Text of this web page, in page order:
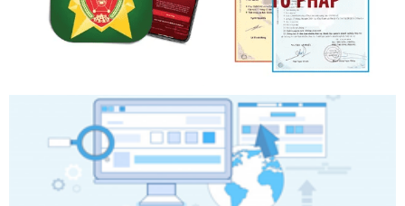
Số kí hiệu:2304/QĐ-UBND
Tên: Quyết định công bố Danh mục thủ tục hành chính
được sửa đổi, bổ sung và phê duyệt Quy trình nội bộ, quy
trình điện tử giải quyết thủ tục hành chính trong lĩnh vực Du
lịch thuộc phạm vi chức năng quản lý của Sở Văn hóa, Thể
thao và Du lịch
Ngày ban hành: 01/06/2026
Số kí hiệu:2310/QĐ-UBND
Tên: Về việc công bố Danh mục thủ tục hành chính sửa
đổi, bổ sung và phê duyệt Quy trình nội bộ, quy trình điện tử